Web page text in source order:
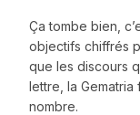
Ça tombe bien,
objectifs chiffrés
que les discours
lettre, la
nombre.